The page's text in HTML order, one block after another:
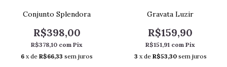
Conjunto Splendora
R$398,00
R$378,10 com Pix
6 x de R$66,33 sem juros
Gravata Luzir
R$159,90
R$151,91 com Pix
3 x de R$53,30 sem juros